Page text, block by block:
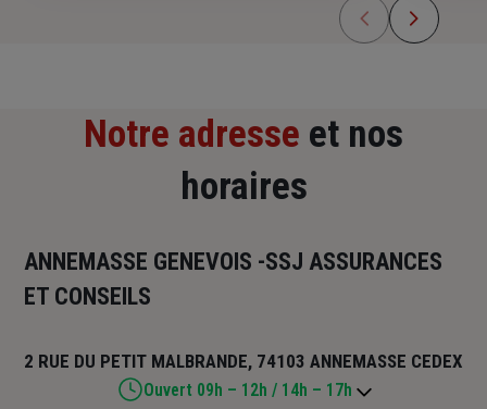
Notre adresse et nos
horaires
ANNEMASSE GENEVOIS -SSJ ASSURANCES
ET CONSEILS
2 RUE DU PETIT MALBRANDE, 74103 ANNEMASSE CEDEX
Ouvert 09h – 12h / 14h – 17h